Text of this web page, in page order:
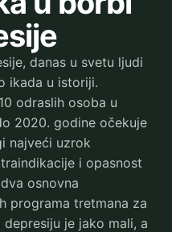
danas u svetu ljudi
ikada u istoriji.
odraslih osoba u
2020. godine očekuje
najveći uzrok
i opasnost
osnovna
programa tretmana za
je jako mali, a